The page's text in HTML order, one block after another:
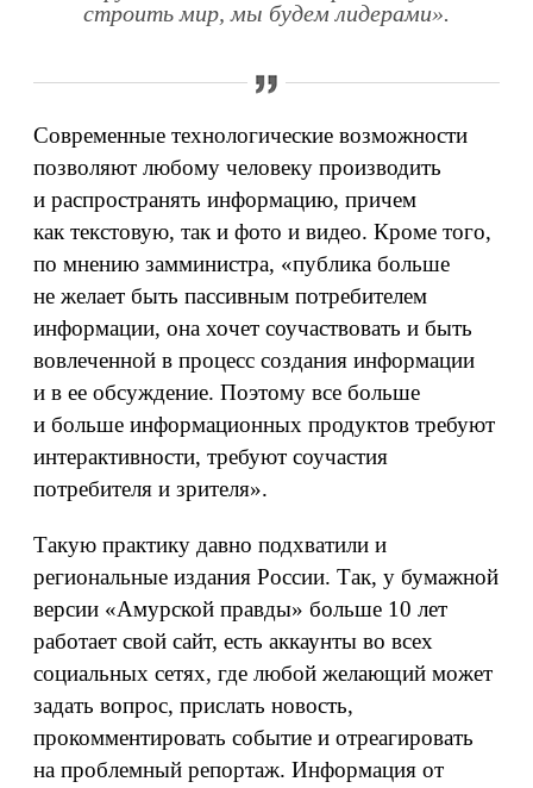
строить мир, мы будем лидерами».
Современные технологические возможности
позволяют любому человеку производить
и распространять информацию, причем
как текстовую, так и фото и видео. Кроме того,
по мнению замминистра, «публика больше
не желает быть пассивным потребителем
информации, она хочет соучаствовать и быть
вовлеченной в процесс создания информации
и в ее обсуждение. Поэтому все больше
и больше информационных продуктов требуют
интерактивности, требуют соучастия
потребителя и зрителя».
Такую практику давно подхватили и
региональные издания России. Так, у бумажной
версии «Амурской правды» больше 10 лет
работает свой сайт, есть аккаунты во всех
социальных сетях, где любой желающий может
задать вопрос, прислать новость,
прокомментировать событие и отреагировать
на проблемный репортаж. Информация от